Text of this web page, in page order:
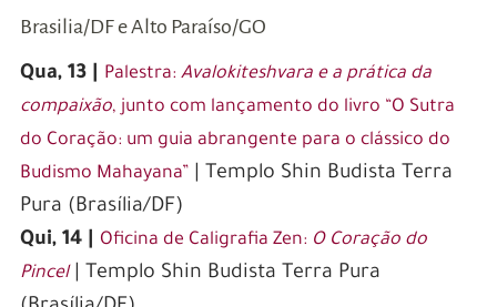
as a gateway to international online betting? Is
it the vibrant and diverse gambling culture, the
easy access to a plethora of betting platforms,
or the potential for massive payouts? Join us as
we uncover the answers to these questions and
more, exploring the unique factors that have
positioned South Africa as a hub for online
betting enthusiasts. So, grab your lucky charm
Brasilia/DF e Alto Paraíso/GO
Qua, 13 | Palestra: Avalokiteshvara e a prática da
compaixão, junto com lançamento do livro “O Sutra
do Coração: um guia abrangente para o clássico do
Budismo Mahayana”| Templo Shin Budista Terra
Pura (Brasília/DF)
Qui, 14 |
Oficina de Caligrafia Zen: O Coração do
Pincel| Templo Shin Budista Terra Pura